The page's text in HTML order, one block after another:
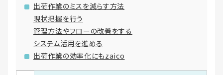
出荷作業のミスを減らす方法
現状把握を行う
管理方法やフローの改善をする
システム活用を進める
出荷作業の効率化にもzaico